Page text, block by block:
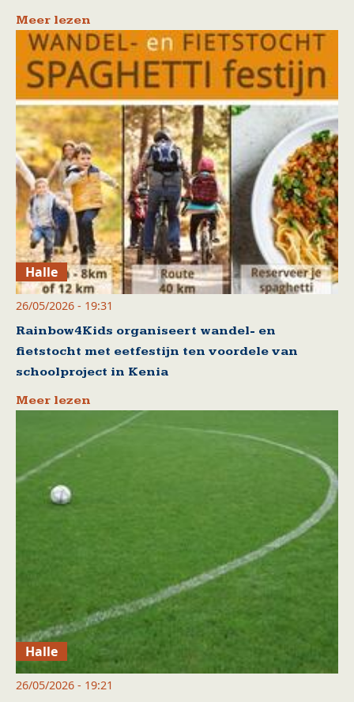
Meer lezen
Halle
26/05/2026 - 19:31
Rainbow4Kids organiseert wandel- en
fietstocht met eetfestijn ten voordele van
schoolproject in Kenia
Meer lezen
Halle
26/05/2026 - 19:21